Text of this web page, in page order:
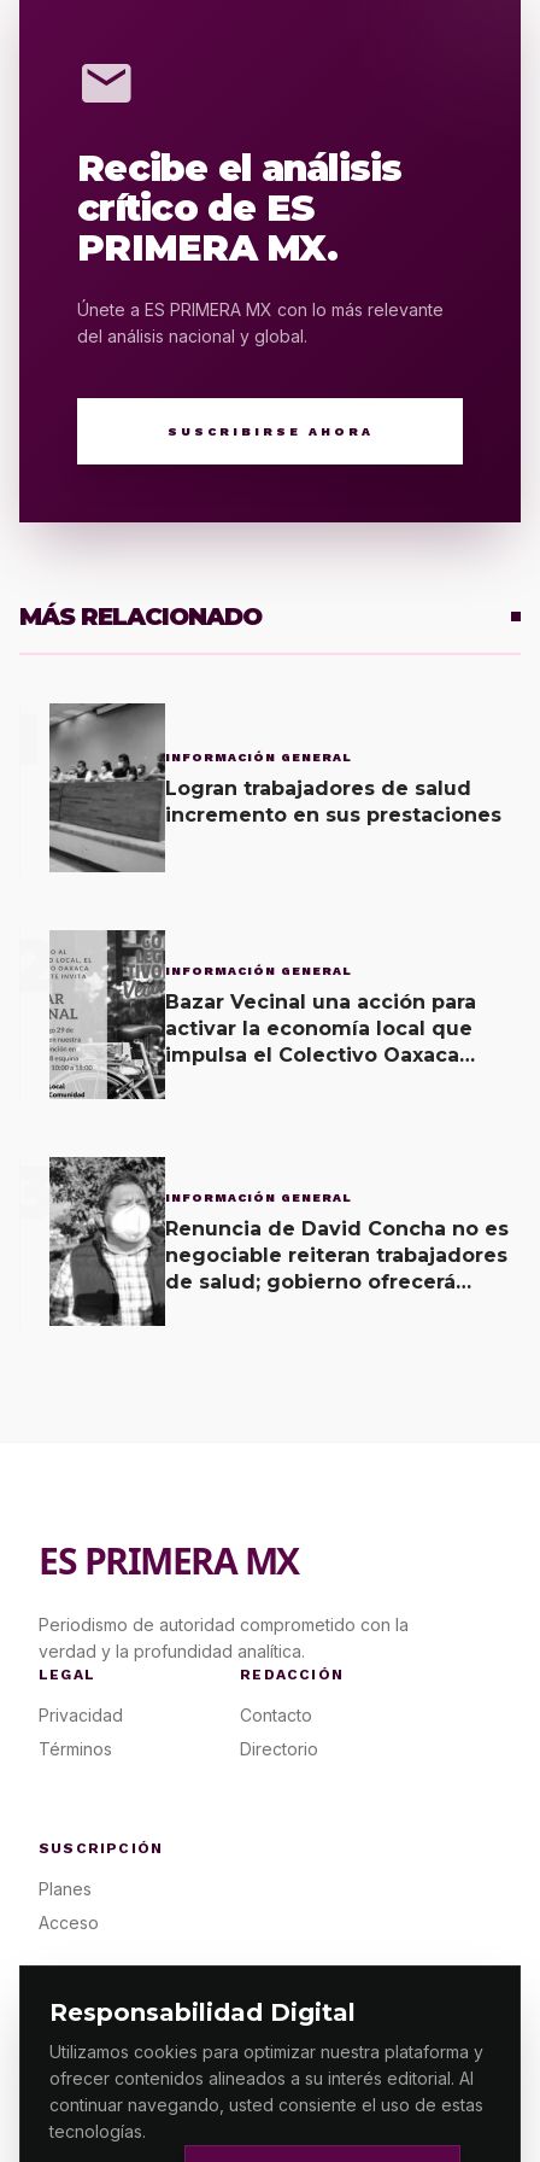
Responsabilidad Digital
Utilizamos cookies para optimizar nuestra plataforma y
ofrecer contenidos alineados a su interés editorial. Al
continuar navegando, usted consiente el uso de estas
tecnologías.
mail
Recibe el análisis
crítico de ES
PRIMERA MX.
Únete a ES PRIMERA MX con lo más relevante
del análisis nacional y global.
SUSCRIBIRSE AHORA
MÁS RELACIONADO
INFORMACIÓN GENERAL
Logran trabajadores de salud
incremento en sus prestaciones
2 INFORMACIÓN GENERAL
Bazar Vecinal una acción para
activar la economía local que
impulsa el Colectivo Oaxaca
3 INFORMACIÓN GENERAL
Renuncia de David Concha no es
negociable reiteran trabajadores
de salud; gobierno ofrecerá
ES PRIMERA MX
Periodismo de autoridad comprometido con la
verdad y la profundidad analítica.
LEGAL
Privacidad
Términos
REDACCIÓN
Contacto
Directorio
SUSCRIPCIÓN
Planes
Acceso
© 2026 ES PRIMERA MX. ALGUNOS DERECHOS
RESERVADOS / DESIGNMAKING.MX